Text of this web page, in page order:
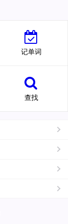
记单词
查找